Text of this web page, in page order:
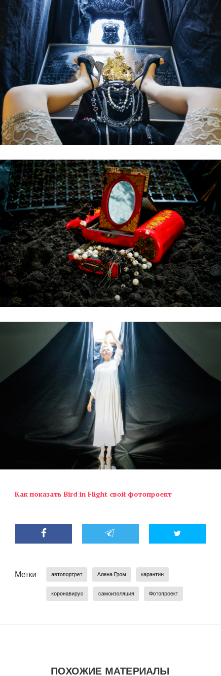
Как показать Bird in Flight свой фотопроект
Метки автопортрет Алена Гром карантин
коронавирус самоизоляция Фотопроект
ПОХОЖИЕ МАТЕРИАЛЫ